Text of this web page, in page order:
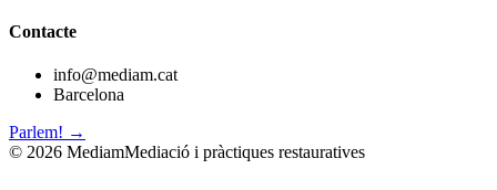
Contacte
info@mediam.cat
Barcelona
Parlem! →
© 2026 MediamMediació i pràctiques restauratives